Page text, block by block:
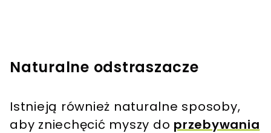
Naturalne odstraszacze
Istnieją również naturalne sposoby,
aby zniechęcić myszy do przebywania